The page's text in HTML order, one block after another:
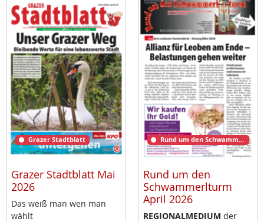
Grazer Stadtblatt
Grazer Stadtblatt Mai
2026
Das weiß man wen man
wählt
Rund um den Schwammerlturm
Rund um den
Schwammerlturm
April 2026
RE­GIO­NAL­ME­DI­UM der